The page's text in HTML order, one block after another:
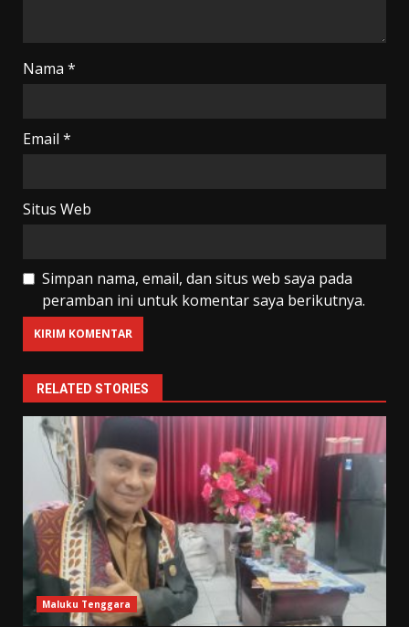
Nama *
Email *
Situs Web
Simpan nama, email, dan situs web saya pada
peramban ini untuk komentar saya berikutnya.
RELATED STORIES
Maluku Tenggara